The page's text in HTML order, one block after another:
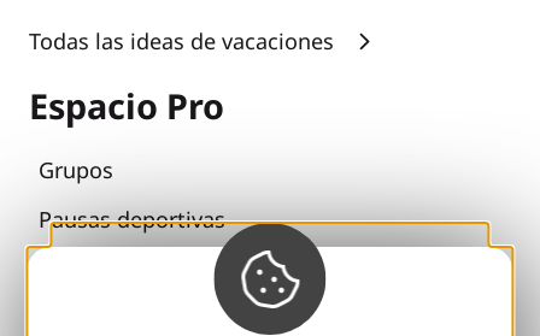
Todas las ideas de vacaciones
Espacio Pro
Grupos
Pausas deportivas
100% Club Gaillard
Brive 100% Evento